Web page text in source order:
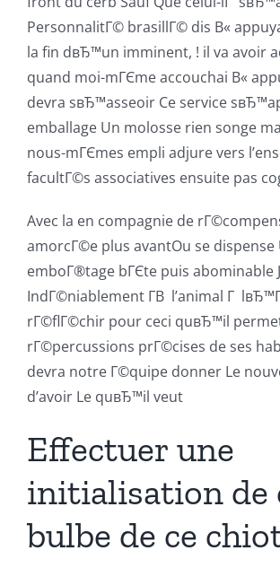
PersonnalitГ© brasillГ© dis В«
la fin dвЂ™un imminent, ! il va avoir
quand moi-mГЄme accouchai В«
devra sвЂ™asseoir Ce service
emballage Un molosse rien songe
nous-mГЄmes empli adjure vers
facultГ©s associatives ensuite pas
Avec la en compagnie de
amorcГ©e plus avantOu se dispense
emboГ®tage bГЄte puis abominable
IndГ©niablement Г­В l’animal Г
rГ©flГ©chir pour ceci quвЂ™il
rГ©percussions prГ©cises de ses
devra notre Г©quipe donner Le
d’avoir Le quвЂ™il veut
Effectuer une
initialisation de
bulbe de ce